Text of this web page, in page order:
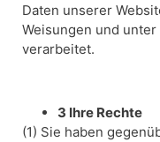
Daten unserer
Weisungen und unter
verarbeitet.
3 Ihre Rechte
(1) Sie haben